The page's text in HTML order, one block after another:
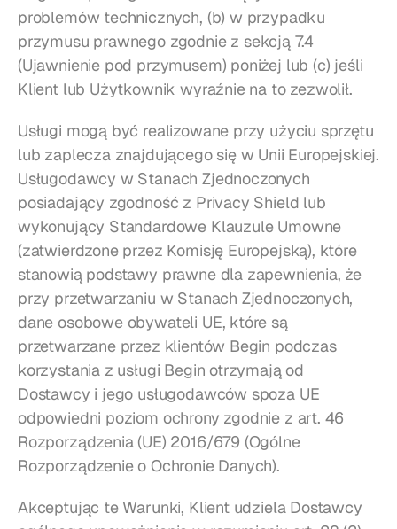
problemów technicznych, (b) w przypadku
przymusu prawnego zgodnie z sekcją 7.4
(Ujawnienie pod przymusem) poniżej lub (c) jeśli
Klient lub Użytkownik wyraźnie na to zezwolił.
Usługi mogą być realizowane przy użyciu sprzętu
lub zaplecza znajdującego się w Unii Europejskiej.
Usługodawcy w Stanach Zjednoczonych
posiadający zgodność z Privacy Shield lub
wykonujący Standardowe Klauzule Umowne
(zatwierdzone przez Komisję Europejską), które
stanowią podstawy prawne dla zapewnienia, że
przy przetwarzaniu w Stanach Zjednoczonych,
dane osobowe obywateli UE, które są
przetwarzane przez klientów Begin podczas
korzystania z usługi Begin otrzymają od
Dostawcy i jego usługodawców spoza UE
odpowiedni poziom ochrony zgodnie z art. 46
Rozporządzenia (UE) 2016/679 (Ogólne
Rozporządzenie o Ochronie Danych).
Akceptując te Warunki, Klient udziela Dostawcy